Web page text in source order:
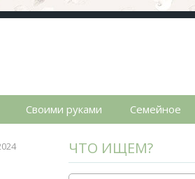
рецепты.
Своими руками Семейное
ЧТО ИЩЕМ?